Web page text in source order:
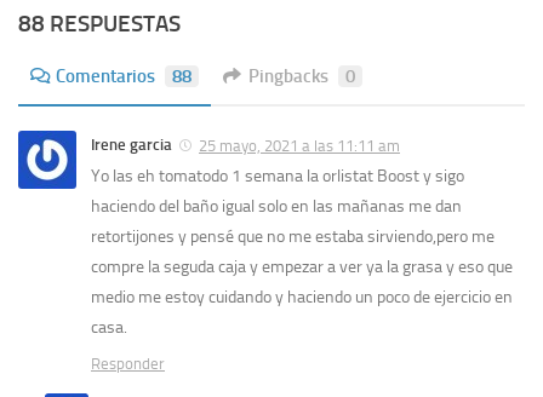
88 RESPUESTAS
Comentarios 88 Pingbacks 0
Irene garcia 25 mayo, 2021 a las 11:11 am
Yo las eh tomatodo 1 semana la orlistat Boost y sigo
haciendo del baño igual solo en las mañanas me dan
retortijones y pensé que no me estaba sirviendo,pero me
compre la seguda caja y empezar a ver ya la grasa y eso que
medio me estoy cuidando y haciendo un poco de ejercicio en
casa.
Responder